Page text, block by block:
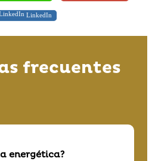
LinkedIn
frecuentes
energética?